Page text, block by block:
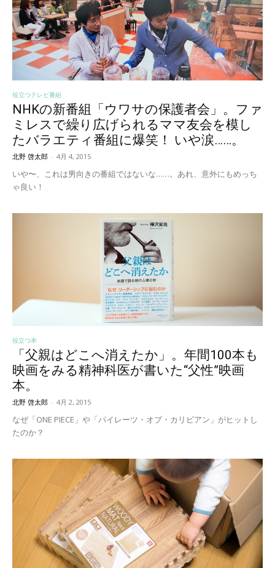
役立つテレビ番組
NHKの新番組「ウワサの保護者会」。ファ
ミレスで繰り広げられるママ友会を模し
たバラエティ番組に爆笑！ いや涙……。
北野 啓太郎 - 4月 4, 2015
いや〜、これは男向きの番組ではないな……。あれ、意外にもめっち
ゃ良い！
役立つ本
「父親はどこへ消えたか」。年間100本も
映画をみる精神科医が書いた“父性”映画
本。
北野 啓太郎 - 4月 2, 2015
なぜ「ONE PIECE」や「パイレーツ・オブ・カリビアン」がヒットし
たのか？